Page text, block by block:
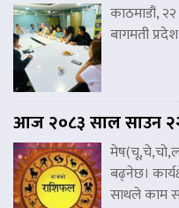
काठमाडौं, २२
बागमती
आज २०८३ साल साउन
बढ्नेछ।
साथले काम